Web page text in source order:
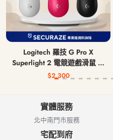
Logitech 羅技 G Pro X
Superlight 2 電競遊戲滑鼠 無
線滑鼠
$2,300
實體服務
北中南門市服務
宅配到府